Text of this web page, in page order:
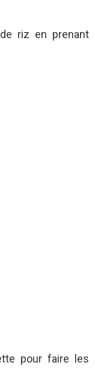
riz en prenant
pour faire les